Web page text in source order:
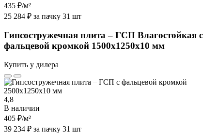
435 ₽/м²
25 284 ₽ за пачку 31 шт
Гипсостружечная плита – ГСП Влагостойкая с
фальцевой кромкой 1500х1250х10 мм
Купить у дилера
4,8
В наличии
405 ₽/м²
39 234 ₽ за пачку 31 шт